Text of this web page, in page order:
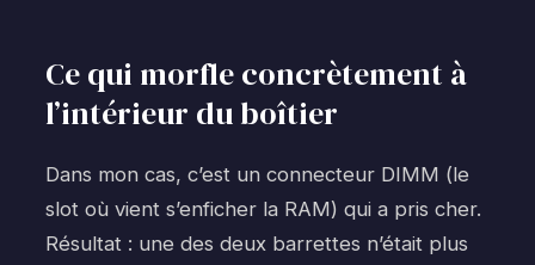
Ce qui morfle concrètement à
l’intérieur du boîtier
Dans mon cas, c’est un connecteur DIMM (le
slot où vient s’enficher la RAM) qui a pris cher.
Résultat : une des deux barrettes n’était plus